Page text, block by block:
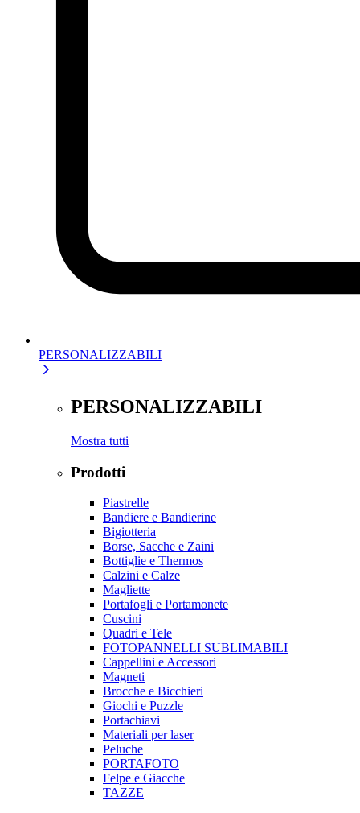
PERSONALIZZABILI
PERSONALIZZABILI
Mostra tutti
Prodotti
Piastrelle
Bandiere e Bandierine
Bigiotteria
Borse, Sacche e Zaini
Bottiglie e Thermos
Calzini e Calze
Magliette
Portafogli e Portamonete
Cuscini
Quadri e Tele
FOTOPANNELLI SUBLIMABILI
Cappellini e Accessori
Magneti
Brocche e Bicchieri
Giochi e Puzzle
Portachiavi
Materiali per laser
Peluche
PORTAFOTO
Felpe e Giacche
TAZZE